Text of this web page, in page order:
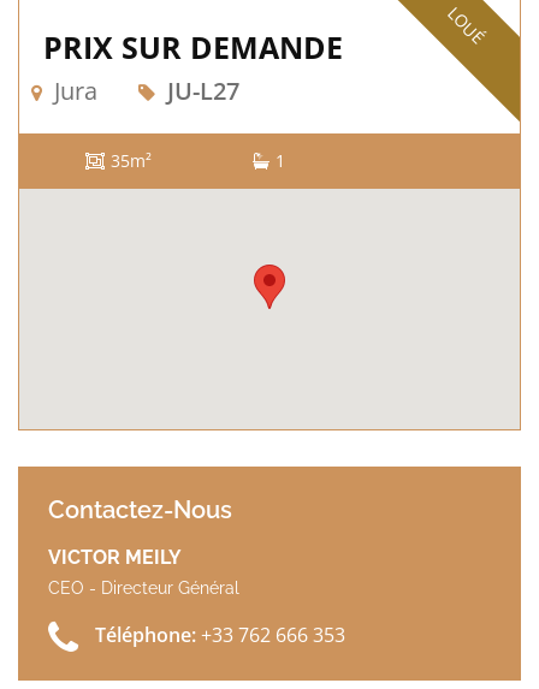
PRIX SUR DEMANDE LOUÉ
Jura JU-L27
35m² 1
Contactez-Nous
VICTOR MEILY
CEO - Directeur Général
Téléphone:+33 762 666 353